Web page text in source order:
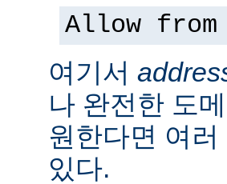
Allow from
여기서
나 완전한 도
원한다면 여
있다.